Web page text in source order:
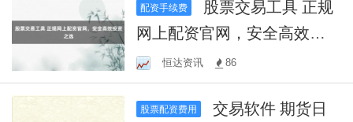
配资手续费
网上配资官网，安全高效投
资之选恒达资讯 86
股票配资费用
交易软件 期货日